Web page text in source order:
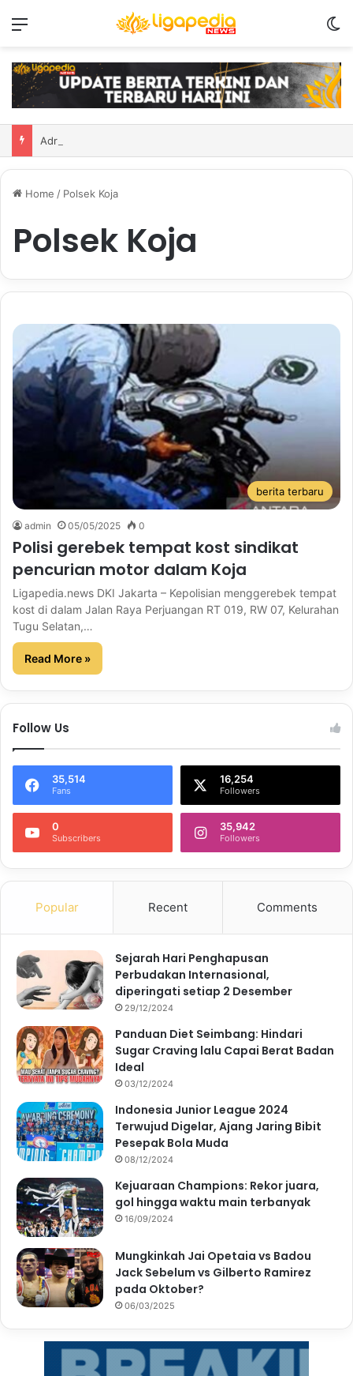
Adrian Purzycki jadi penggawa asing anyar PSIM
Home / Polsek Koja
Polsek Koja
berita terbaru
admin 05/05/2025 0
Polisi gerebek tempat kost sindikat
pencurian motor dalam Koja
Ligapedia.news DKI Jakarta – Kepolisian menggerebek tempat
kost di dalam Jalan Raya Perjuangan RT 019, RW 07, Kelurahan
Tugu Selatan,…
Read More »
Follow Us
35,514
Fans
16,254
Followers
0
Subscribers
35,942
Followers
Popular Recent Comments
Sejarah Hari Penghapusan
Perbudakan Internasional,
diperingati setiap 2 Desember
29/12/2024
Panduan Diet Seimbang: Hindari
Sugar Craving lalu Capai Berat Badan
Ideal
03/12/2024
Indonesia Junior League 2024
Terwujud Digelar, Ajang Jaring Bibit
Pesepak Bola Muda
08/12/2024
Kejuaraan Champions: Rekor juara,
gol hingga waktu main terbanyak
16/09/2024
Mungkinkah Jai Opetaia vs Badou
Jack Sebelum vs Gilberto Ramirez
pada Oktober?
06/03/2025